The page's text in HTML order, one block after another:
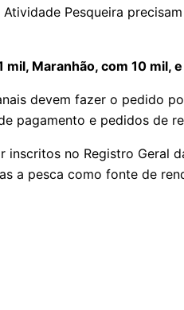
Pesqueira
Maranhão, com 10 mil,
devem fazer o pedido
pagamento e pedidos de
no Registro
a pesca como fonte de